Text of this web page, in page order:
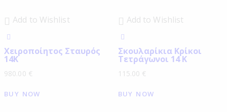
Add to Wishlist
Χειροποίητος Σταυρός
14Κ
980.00 €
BUY NOW
Add to Wishlist
Σκουλαρίκια Κρίκοι
Τετράγωνοι 14 Κ
115.00 €
BUY NOW